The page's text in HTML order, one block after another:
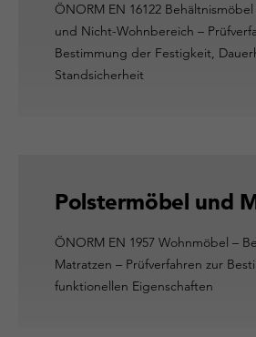
ÖNORM EN 16122
und Nicht-Wohnbereich –
Bestimmung der Festigkeit,
Standsicherheit
Polstermöbel und
ÖNORM EN 1957 Wohnmöbel –
Matratzen – Prüfverfahren zur
funktionellen Eigenschaften